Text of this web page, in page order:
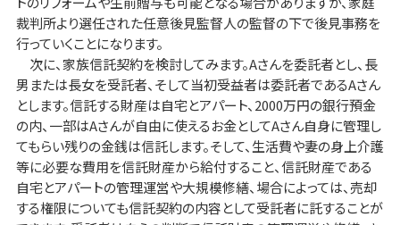
裁判所より選任された任意後見監督人の監督の下で後見事務を
行っていくことになります。
次に、家族信託契約を検討してみます。Aさんを委託者とし、長
男または長女を受託者、そして当初受益者は委託者であるAさん
とします。信託する財産は自宅とアパート、2000万円の銀行預金
の内、一部はAさんが自由に使えるお金としてAさん自身に管理し
てもらい残りの金銭は信託します。そして、生活費や妻の身上介護
等に必要な費用を信託財産から給付すること、信託財産である
自宅とアパートの管理運営や大規模修繕、場合によっては、売却
する権限についても信託契約の内容として受託者に託することが